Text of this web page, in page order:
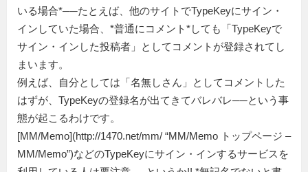
いる場合*──たとえば、他のサイトでTypeKeyにサイン・
インしていた場合、*普通にコメント*しても「TypeKeyで
サイン・インした投稿者」としてコメントが登録されてし
まいます。
例えば、自分としては「名無しさん」としてコメントした
はずが、TypeKeyの登録名が出てきてバレバレ──という事
態が起こるわけです。
[MM/Memo](http://1470.net/mm/ “MM/Memo トップページ –
MM/Memo”)などのTypeKeyにサイン・インするサービスを